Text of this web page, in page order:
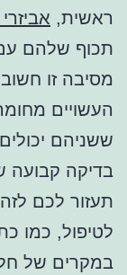
ראשית,
תכוף שלהם
מסיבה זו
העשויים
ששניהם
בדיקה קבועה
תעזור לכם
לטיפול, כמו
במקרים של